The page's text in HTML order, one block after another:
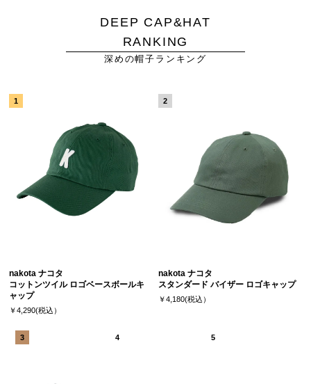
DEEP CAP&HAT
RANKING
深めの帽子ランキング
nakota ナコタ
コットンツイル ロゴベースボールキ
ャップ
￥4,290(税込）
nakota ナコタ
スタンダード バイザー ロゴキャップ
￥4,180(税込）